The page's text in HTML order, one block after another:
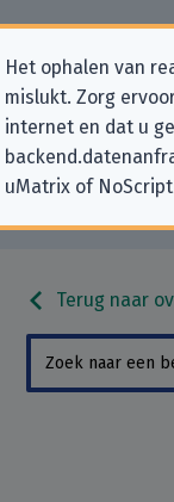
Het ophalen van
mislukt. Zorg
internet en dat u
uMatrix of
aan
Terug naar